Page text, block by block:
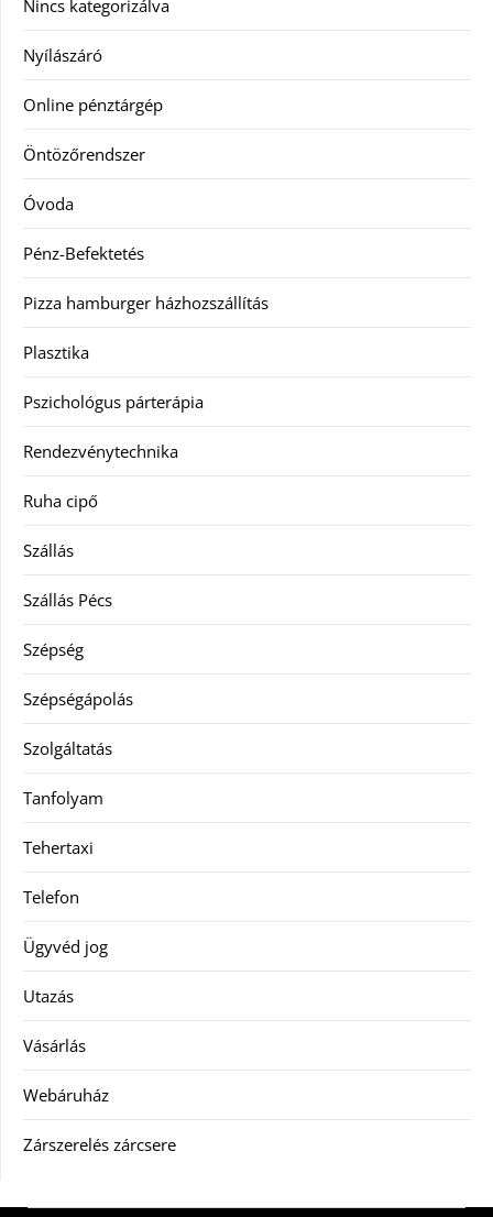
Nincs kategorizálva
Nyílászáró
Online pénztárgép
Öntözőrendszer
Óvoda
Pénz-Befektetés
Pizza hamburger házhozszállítás
Plasztika
Pszichológus párterápia
Rendezvénytechnika
Ruha cipő
Szállás
Szállás Pécs
Szépség
Szépségápolás
Szolgáltatás
Tanfolyam
Tehertaxi
Telefon
Ügyvéd jog
Utazás
Vásárlás
Webáruház
Zárszerelés zárcsere